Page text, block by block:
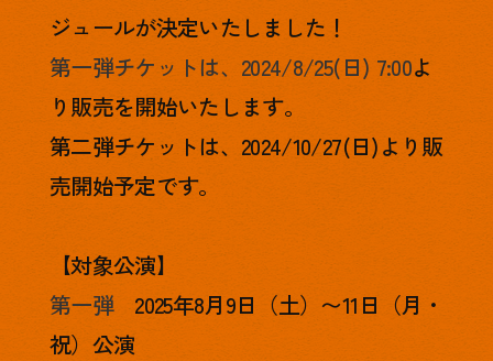
ジュールが決定いたしました！
第一弾チケットは、2024/8/25(日) 7:00よ
り販売を開始いたします。
第二弾チケットは、2024/10/27(日)より販
売開始予定です。
【対象公演】
第一弾2025年8月9日（土）〜11日（月・
祝）公演